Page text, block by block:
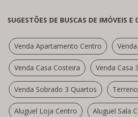
SUGESTÕES DE BUSCAS DE IMÓVEIS E
Venda Apartamento Centro
Venda Casa Costeira Venda Casa
Venda Sobrado 3 Quartos
Aluguel Loja Centro Aluguel Sala